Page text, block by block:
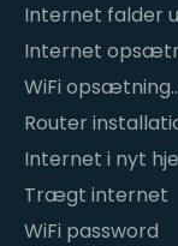
Internet falder
Internet
WiFi opsætning
hjemme
Router
Internet i nyt
Trægt internet
WiFi password